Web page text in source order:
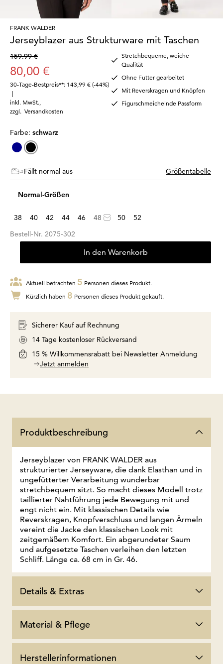
FRANK WALDER
Jerseyblazer aus Strukturware mit Taschen
159,99 €
80,00 €
30-Tage-Bestpreis**: 143,99 € (-44%)
|
inkl. MwSt.
zzgl. Versandkosten
Stretchbequeme, weiche
Qualität
Ohne Futter gearbeitet
Mit Reverskragen und Knöpfen
Figurschmeichelnde Passform
Farbe: schwarz
Fällt normal aus Größentabelle
Normal-Größen
38 40 42 44 46 48 50
52
Bestell-Nr. 2075-302
In den Warenkorb
Aktuell betrachten 5 Personen dieses Produkt.
Kürzlich haben 8 Personen dieses Produkt gekauft.
Sicherer Kauf auf Rechnung
14 Tage kostenloser Rückversand
15 % Willkommensrabatt bei Newsletter Anmeldung
Jetzt anmelden
Produktbeschreibung
Jerseyblazer von FRANK WALDER aus
strukturierter Jerseyware, die dank Elasthan und in
ungefütterter Verarbeitung wunderbar
stretchbequem sitzt. So macht dieses Modell trotz
taillierter Nahtführung jede Bewegung mit und
engt nicht ein. Mit klassischen Details wie
Reverskragen, Knopfverschluss und langen Ärmeln
vereint die Jacke den klassischen Look mit
zeitgemäßem Komfort. Ein abgerundeter Saum
und aufgesetzte Taschen verleihen den letzten
Schliff. Länge ca. 68 cm in Gr. 46.
Details & Extras
Material & Pflege
Herstellerinformationen